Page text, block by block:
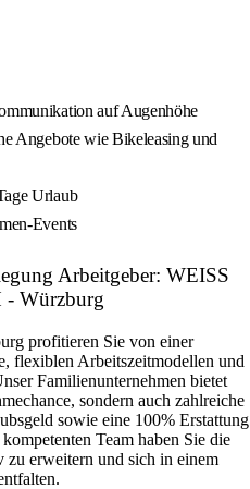
auf Augenhöhe
Angebote wie Bikeleasing und
Urlaub
Events
Arbeitgeber: WEISS
- Würzburg
profitieren Sie von einer
flexiblen Arbeitszeitmodellen und
Familienunternehmen bietet
sondern auch zahlreiche
sowie eine 100% Erstattung
Team haben Sie die
erweitern und sich in einem